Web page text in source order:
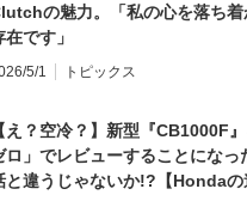
の魅力。「私の心を落ち着
在です」
5/1 トピックス
【え？空冷？】新型『CB1000F
ロ」でレビューすることにな
と違うじゃないか!?【Hondaの